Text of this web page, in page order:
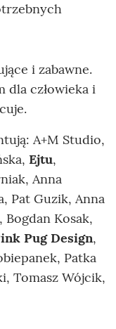
i zabawne.
dla człowieka i
A+M Studio,
Ejtu,
Anna
Pat Guzik, Anna
Bogdan Kosak,
Pug Design,
Patka
Tomasz Wójcik,